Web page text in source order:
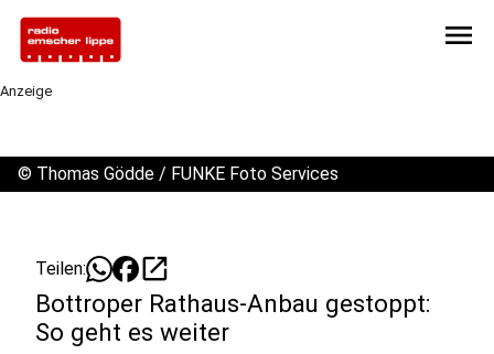
menu
Anzeige
© Thomas Gödde / FUNKE Foto Services
Teilen: open_in_new
Bottroper Rathaus-Anbau gestoppt:
So geht es weiter